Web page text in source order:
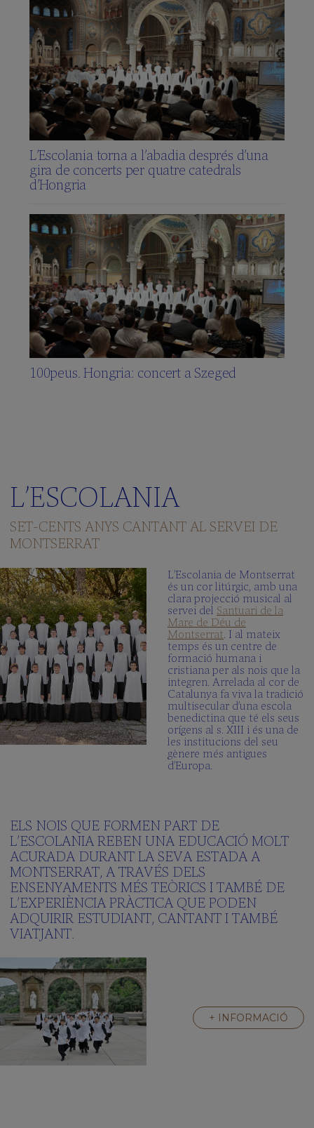
L’Escolania torna a l’abadia després d’una
gira de concerts per quatre catedrals
d’Hongria
100peus. Hongria: concert a Szeged
L’ESCOLANIA
SET-CENTS ANYS CANTANT AL SERVEI DE
MONTSERRAT
L’Escolania de Montserrat
és un cor litúrgic, amb una
clara projecció musical al
servei del Santuari de la
Mare de Déu de
Montserrat. I al mateix
temps és un centre de
formació humana i
cristiana per als nois que la
integren. Arrelada al cor de
Catalunya fa viva la tradició
multisecular d’una escola
benedictina que té els seus
orígens al s. XIII i és una de
les institucions del seu
gènere més antigues
d’Europa.
ELS NOIS QUE FORMEN PART DE
L’ESCOLANIA REBEN UNA EDUCACIÓ MOLT
ACURADA DURANT LA SEVA ESTADA A
MONTSERRAT, A TRAVÉS DELS
ENSENYAMENTS MÉS TEÒRICS I TAMBÉ DE
L’EXPERIÈNCIA PRÀCTICA QUE PODEN
ADQUIRIR ESTUDIANT, CANTANT I TAMBÉ
VIATJANT.
+ INFORMACIÓ